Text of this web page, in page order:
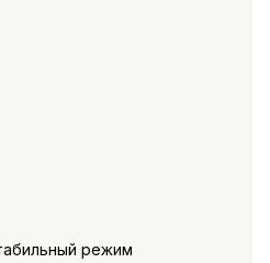
режим